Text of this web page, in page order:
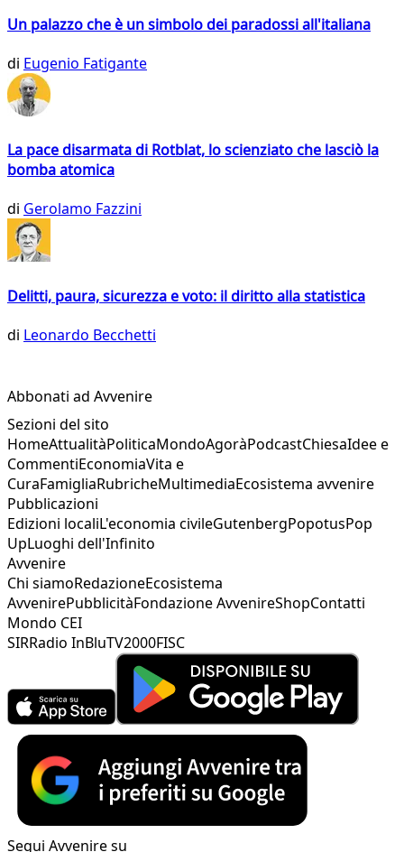
Un palazzo che è un simbolo dei paradossi all'italiana
di Eugenio Fatigante
La pace disarmata di Rotblat, lo scienziato che lasciò la
bomba atomica
di Gerolamo Fazzini
Delitti, paura, sicurezza e voto: il diritto alla statistica
di Leonardo Becchetti
Abbonati ad Avvenire
Sezioni del sito
HomeAttualitàPoliticaMondoAgoràPodcastChiesaIdee e
CommentiEconomiaVita e
CuraFamigliaRubricheMultimediaEcosistema avvenire
Pubblicazioni
Edizioni localiL'economia civileGutenbergPopotusPop
UpLuoghi dell'Infinito
Avvenire
Chi siamoRedazioneEcosistema
AvvenirePubblicitàFondazione AvvenireShopContatti
Mondo CEI
SIRRadio InBluTV2000FISC
Segui Avvenire su